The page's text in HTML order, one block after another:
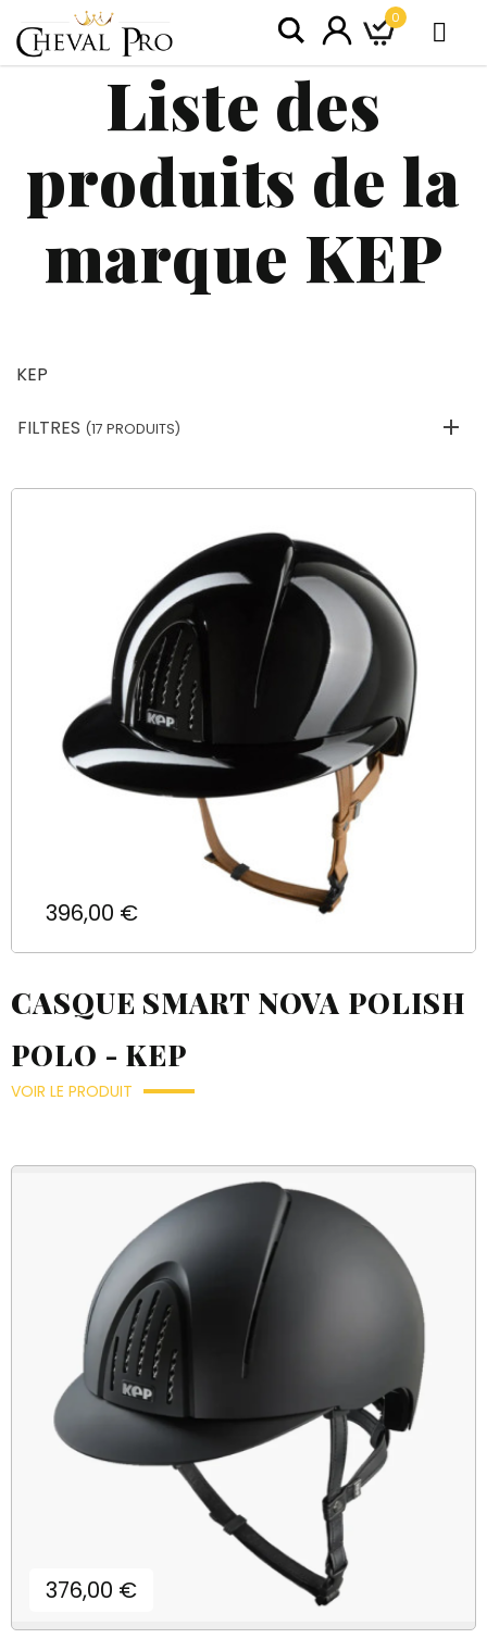
0
Liste des
produits de la
marque KEP
KEP
FILTRES (17 PRODUITS)
Prix
396,00 €
CASQUE SMART NOVA POLISH
POLO - KEP
VOIR LE PRODUIT
Prix
376,00 €